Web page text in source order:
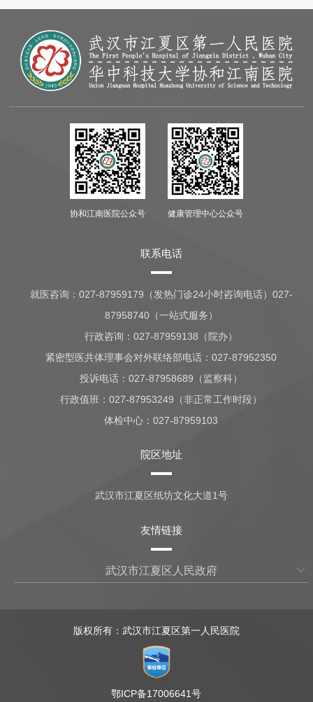
协和江南医院公众号 健康管理中心公众号
联系电话
就医咨询： 027-87959179（发热门诊24小时咨询电话）027-
87958740（一站式服务）
行政咨询：027-87959138（院办）
紧密型医共体理事会对外联络部电话：027-87952350
投诉电话：027-87958689（监察科）
行政值班：027-87953249（非正常工作时段）
体检中心：027-87959103
院区地址
武汉市江夏区纸坊文化大道1号
友情链接
武汉市江夏区人民政府
版权所有：武汉市江夏区第一人民医院
鄂ICP备17006641号